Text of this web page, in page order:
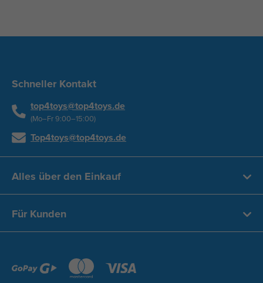
Schneller Kontakt
top4toys@top4toys.de
(Mo–Fr 9:00–15:00)
Top4toys@top4toys.de
Alles über den Einkauf
Für Kunden